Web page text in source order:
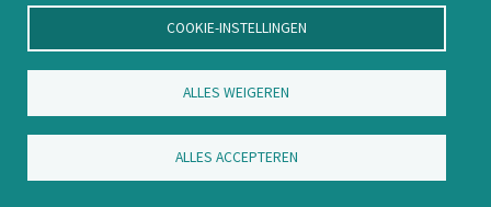
COOKIE-INSTELLINGEN
ALLES WEIGEREN
ALLES ACCEPTEREN
Nienoord 5, 1112 XE Diemen
info@ntvp.nl
KVK: 30214897 te Utrecht
SNS: IBAN
NL58SNSB0909516898 BIC